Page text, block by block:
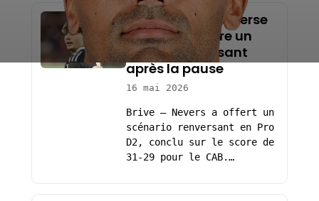
Pro D2 : Brive renverse
Nevers et s’offre un
succès renversant
après la pause
16 mai 2026
Brive – Nevers a offert un
scénario renversant en Pro
D2, conclu sur le score de
31-29 pour le CAB.…